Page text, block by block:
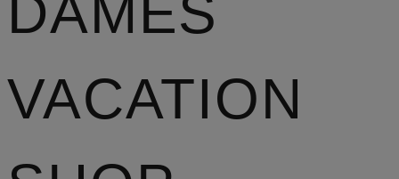
DAMES
VACATION